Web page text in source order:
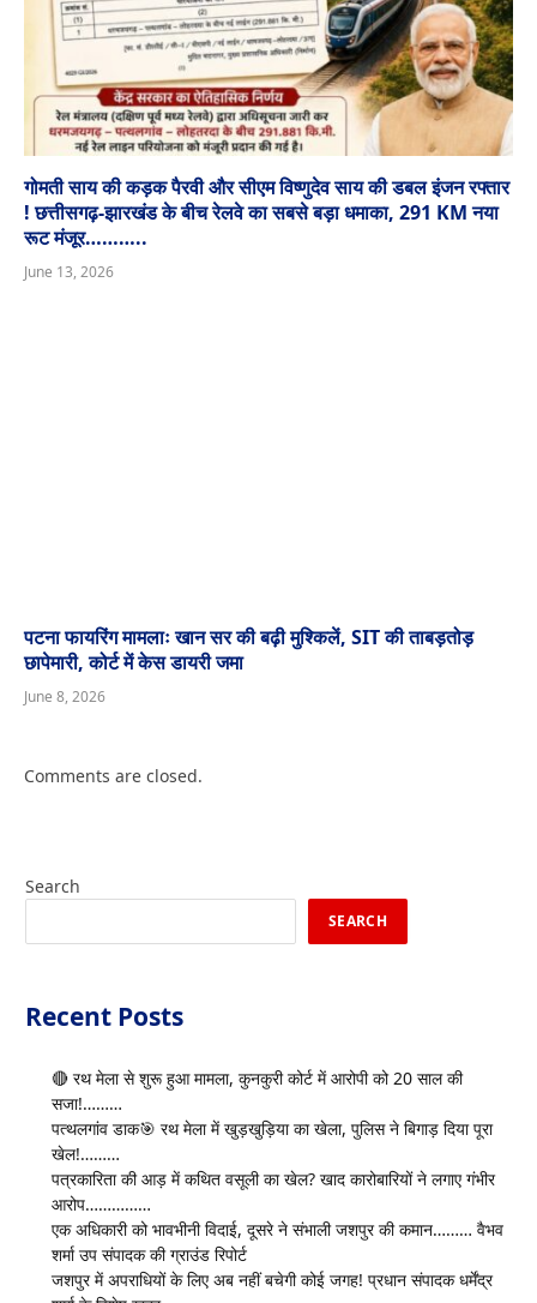
गोमती साय की कड़क पैरवी और सीएम विष्णुदेव साय की डबल इंजन रफ्तार
! छत्तीसगढ़-झारखंड के बीच रेलवे का सबसे बड़ा धमाका, 291 KM नया
रूट मंजूर………..
June 13, 2026
पटना फायरिंग मामलाः खान सर की बढ़ी मुश्किलें, SIT की ताबड़तोड़
छापेमारी, कोर्ट में केस डायरी जमा
June 8, 2026
Comments are closed.
Search
SEARCH
Recent Posts
🔴 रथ मेला से शुरू हुआ मामला, कुनकुरी कोर्ट में आरोपी को 20 साल की
सजा!………
पत्थलगांव डाक🎯 रथ मेला में खुड़खुड़िया का खेला, पुलिस ने बिगाड़ दिया पूरा
खेल!………
पत्रकारिता की आड़ में कथित वसूली का खेल? खाद कारोबारियों ने लगाए गंभीर
आरोप……………
एक अधिकारी को भावभीनी विदाई, दूसरे ने संभाली जशपुर की कमान……… वैभव
शर्मा उप संपादक की ग्राउंड रिपोर्ट
जशपुर में अपराधियों के लिए अब नहीं बचेगी कोई जगह! प्रधान संपादक धर्मेंद्र